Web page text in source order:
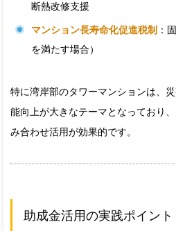
断熱改修支援
マンション長寿命化促進税制 ：
を満たす場合）
特に湾岸部のタワーマンションは、
能向上が大きなテーマとなっており
み合わせ活用が効果的です。
助成金活用の実践ポイント